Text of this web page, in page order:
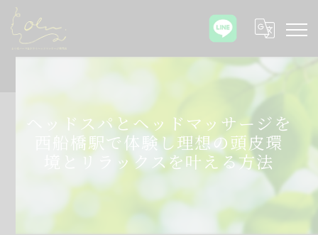
ヘッドスパとヘッドマッサージを
西船橋駅で体験し理想の頭皮環
境とリラックスを叶える方法